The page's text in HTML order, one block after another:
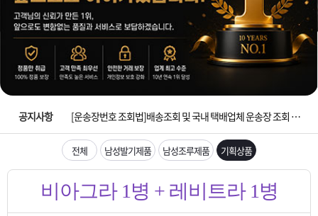
요
니
Q&A
파
워
맨
제
품
은
공지사항
입금확인이 안되는 상황을 대비해 꼭 입금후 고객센터 연락바랍니다.
[2026구정 연휴]설 연휴 배송 및 휴무 안내
[ios앱 오픈]아이폰 고객 앱설치 가능합니다.
[무인택배함 이용 안내] 집 밖에 주소로 택배 받기
전체 남성발기제품 남성조루제품 기획상품
비아그라 1병 + 레비트라 1병